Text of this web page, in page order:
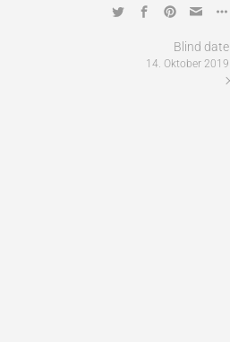
Blind date
14. Oktober 2019